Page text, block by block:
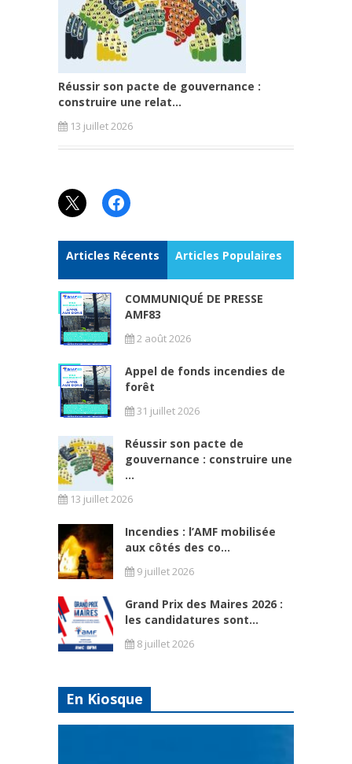
Réussir son pacte de gouvernance :
construire une relat...
13 juillet 2026
X Facebook
Articles Récents Articles Populaires
COMMUNIQUÉ DE PRESSE
AMF83
2 août 2026
Appel de fonds incendies de
forêt
31 juillet 2026
Réussir son pacte de
gouvernance : construire une
...
13 juillet 2026
Incendies : l’AMF mobilisée
aux côtés des co...
9 juillet 2026
Grand Prix des Maires 2026 :
les candidatures sont...
8 juillet 2026
En Kiosque